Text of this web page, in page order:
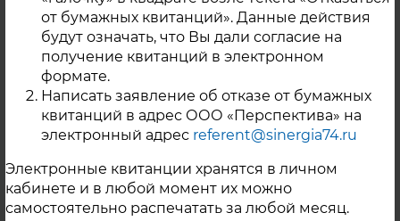
от бумажных квитанций». Данные действия
будут означать, что Вы дали согласие на
получение квитанций в электронном
формате.
Написать заявление об отказе от бумажных
квитанций в адрес ООО «Перспектива» на
электронный адрес referent@sinergia74.ru
Электронные квитанции хранятся в личном
кабинете и в любой момент их можно
самостоятельно распечатать за любой месяц.
Каслинского городского поселения от 27
мая 2013 года № 96 «О введении в
действие нормативов потребления
коммунальных услуг для потребителей
Каслинского городского поселения»
Решение Собрания депутатов
Красноармейского муниципального
утверждении нормативов потребления
коммунальных услуг на территории
Красноармейского муниципального